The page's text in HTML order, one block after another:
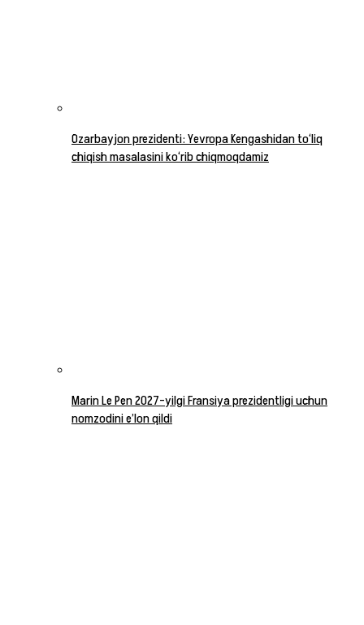
Ozarbayjon prezidenti: Yevropa Kengashidan to‘liq
chiqish masalasini ko‘rib chiqmoqdamiz
Marin Le Pen 2027-yilgi Fransiya prezidentligi uchun
nomzodini e’lon qildi